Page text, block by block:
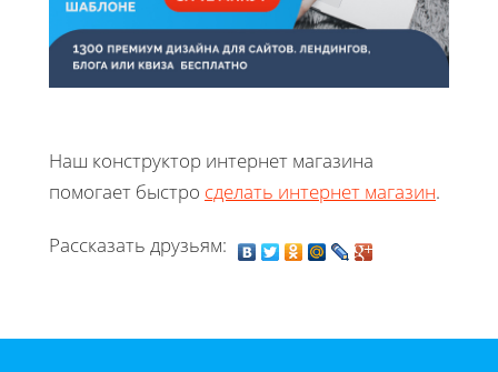
Наш конструктор интернет магазина
помогает быстро сделать интернет магазин.
Рассказать друзьям: